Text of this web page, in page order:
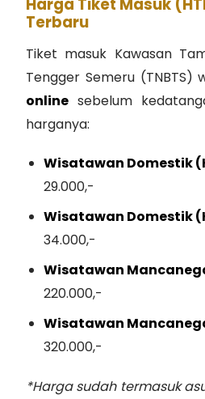
Harga Tiket Masuk
Terbaru
Tiket masuk Kawasan
Tengger Semeru (TNBTS)
online sebelum
harganya:
Wisatawan Domestik
29.000,-
Wisatawan Domestik
34.000,-
Wisatawan
220.000,-
Wisatawan
320.000,-
*Harga sudah termasuk